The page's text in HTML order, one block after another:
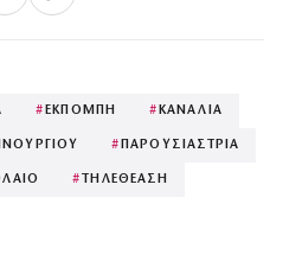
# ΕΚΠΟΜΠΗ # ΚΑΝΑΛΙΑ
# ΠΑΡΟΥΣΙΑΣΤΡΙΑ
# ΤΗΛΕΘΕΑΣΗ